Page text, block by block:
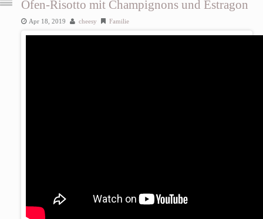
Ofen-Risotto mit Champignons und Estragon
Apr 18, 2019 cheesy Familie